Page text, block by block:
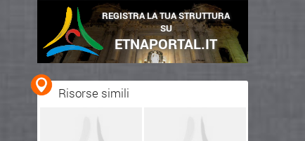
REGISTRA LA TUA STRUTTURA
SU
ETNAPORTAL.IT
Risorse simili